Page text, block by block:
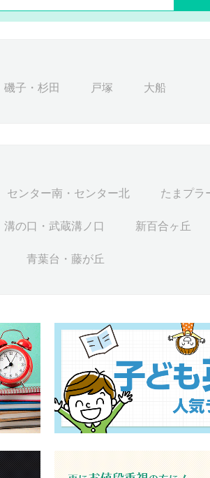
磯子・杉田 戸塚 大船
センター南・センター北 たまプラ
溝の口・武蔵溝ノ口 新百合ヶ丘
青葉台・藤が丘